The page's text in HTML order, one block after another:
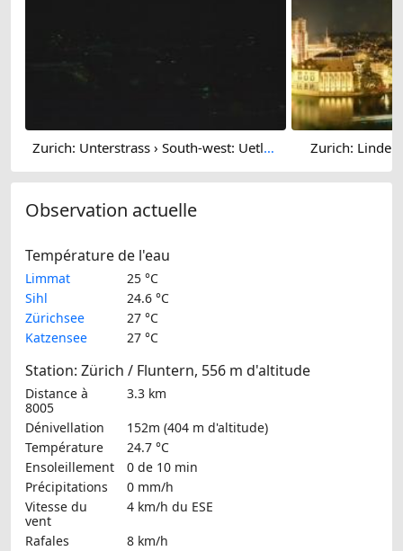
Zurich: Unterstrass › South-west: Uetliberg Zurich:
Observation actuelle
Température de l'eau
Limmat
25 °C
Sihl
24.6 °C
Zürichsee
27 °C
Katzensee
27 °C
Station: Zürich / Fluntern, 556 m d'altitude
Distance à
8005
3.3 km
Dénivellation
152m (404 m d'altitude)
Température
24.7 °C
Ensoleillement
0 de 10 min
Précipitations
0 mm/h
Vitesse du
vent
4 km/h du ESE
Rafales
8 km/h